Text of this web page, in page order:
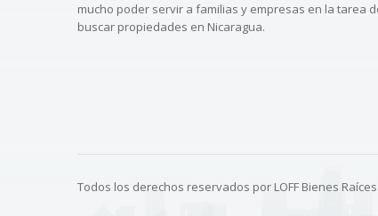
mucho poder servir a familias y empresas en la tarea
buscar propiedades en Nicaragua.
Todos los derechos reservados por LOFF Bienes